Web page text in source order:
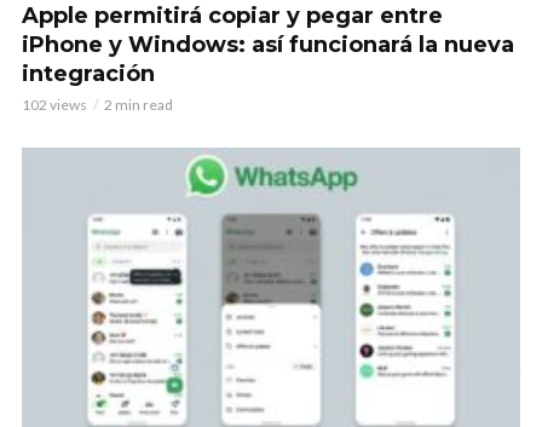
Apple permitirá copiar y pegar entre
iPhone y Windows: así funcionará la nueva
integración
102 views 2 min read